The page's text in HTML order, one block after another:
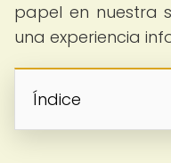
papel en nuestra
una experiencia
Índice